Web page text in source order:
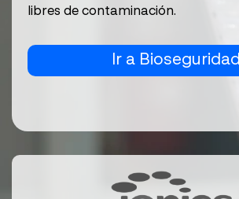
libres de contaminación.
Ir a Bioseguridad